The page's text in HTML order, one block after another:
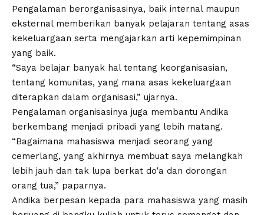
Pengalaman berorganisasinya, baik internal maupun
eksternal memberikan banyak pelajaran tentang asas
kekeluargaan serta mengajarkan arti kepemimpinan
yang baik.
“Saya belajar banyak hal tentang keorganisasian,
tentang komunitas, yang mana asas kekeluargaan
diterapkan dalam organisasi,” ujarnya.
Pengalaman organisasinya juga membantu Andika
berkembang menjadi pribadi yang lebih matang.
“Bagaimana mahasiswa menjadi seorang yang
cemerlang, yang akhirnya membuat saya melangkah
lebih jauh dan tak lupa berkat do’a dan dorongan
orang tua,” paparnya.
Andika berpesan kepada para mahasiswa yang masih